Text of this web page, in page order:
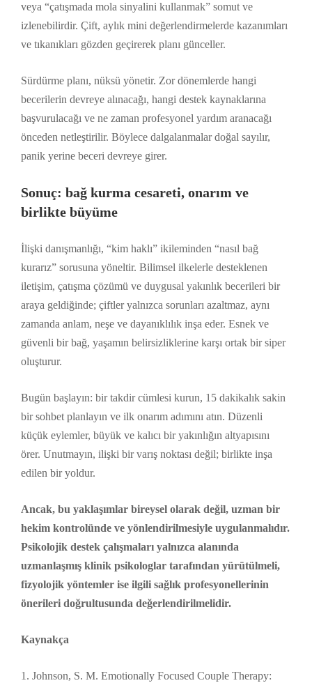
veya “çatışmada mola sinyalini kullanmak” somut ve
izlenebilirdir. Çift, aylık mini değerlendirmelerde kazanımları
ve tıkanıkları gözden geçirerek planı günceller.
Sürdürme planı, nüksü yönetir. Zor dönemlerde hangi
becerilerin devreye alınacağı, hangi destek kaynaklarına
başvurulacağı ve ne zaman profesyonel yardım aranacağı
önceden netleştirilir. Böylece dalgalanmalar doğal sayılır,
panik yerine beceri devreye girer.
Sonuç: bağ kurma cesareti, onarım ve
birlikte büyüme
İlişki danışmanlığı, “kim haklı” ikileminden “nasıl bağ
kurarız” sorusuna yöneltir. Bilimsel ilkelerle desteklenen
iletişim, çatışma çözümü ve duygusal yakınlık becerileri bir
araya geldiğinde; çiftler yalnızca sorunları azaltmaz, aynı
zamanda anlam, neşe ve dayanıklılık inşa eder. Esnek ve
güvenli bir bağ, yaşamın belirsizliklerine karşı ortak bir siper
oluşturur.
Bugün başlayın: bir takdir cümlesi kurun, 15 dakikalık sakin
bir sohbet planlayın ve ilk onarım adımını atın. Düzenli
küçük eylemler, büyük ve kalıcı bir yakınlığın altyapısını
örer. Unutmayın, ilişki bir varış noktası değil; birlikte inşa
edilen bir yoldur.
Ancak, bu yaklaşımlar bireysel olarak değil, uzman bir
hekim kontrolünde ve yönlendirilmesiyle uygulanmalıdır.
Psikolojik destek çalışmaları yalnızca alanında
uzmanlaşmış klinik psikologlar tarafından yürütülmeli,
fizyolojik yöntemler ise ilgili sağlık profesyonellerinin
önerileri doğrultusunda değerlendirilmelidir.
Kaynakça
Johnson, S. M. Emotionally Focused Couple Therapy: